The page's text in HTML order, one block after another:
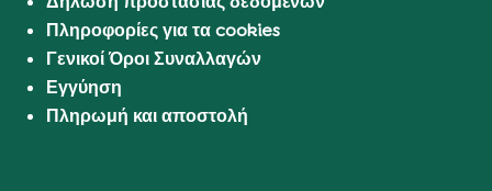
Πληροφορίες για τα cookies
Γενικοί Όροι Συναλλαγών
Εγγύηση
Πληρωμή και αποστολή